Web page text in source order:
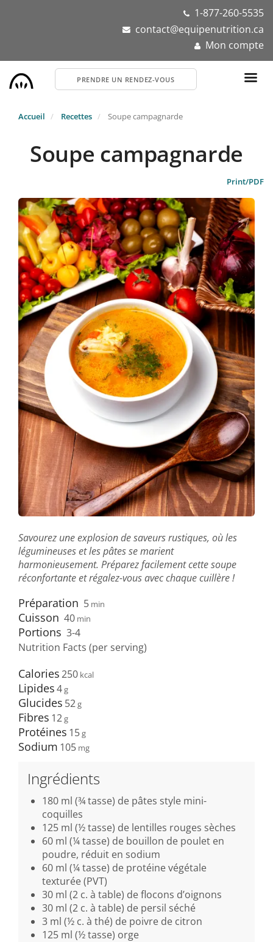
1-877-260-5535
contact@equipenutrition.ca
Mon compte
PRENDRE UN RENDEZ-VOUS
Accueil Recettes Soupe campagnarde
Soupe campagnarde
Print/PDF
Savourez une explosion de saveurs rustiques, où les
légumineuses et les pâtes se marient
harmonieusement. Préparez facilement cette soupe
réconfortante et régalez-vous avec chaque cuillère !
Préparation 5 min
Cuisson 40 min
Portions 3-4
Nutrition Facts (per serving)
Calories250
Lipides4
Glucides 52
Fibres 12
Protéines 15
Sodium 105
Ingrédients
180 ml (¾ tasse) de pâtes style mini-
coquilles
125 ml (½ tasse) de lentilles rouges sèches
60 ml (¼ tasse) de bouillon de poulet en
poudre, réduit en sodium
60 ml (¼ tasse) de protéine végétale
texturée (PVT)
30 ml (2 c. à table) de flocons d’oignons
30 ml (2 c. à table) de persil séché
3 ml (½ c. à thé) de poivre de citron
125 ml (½ tasse) orge